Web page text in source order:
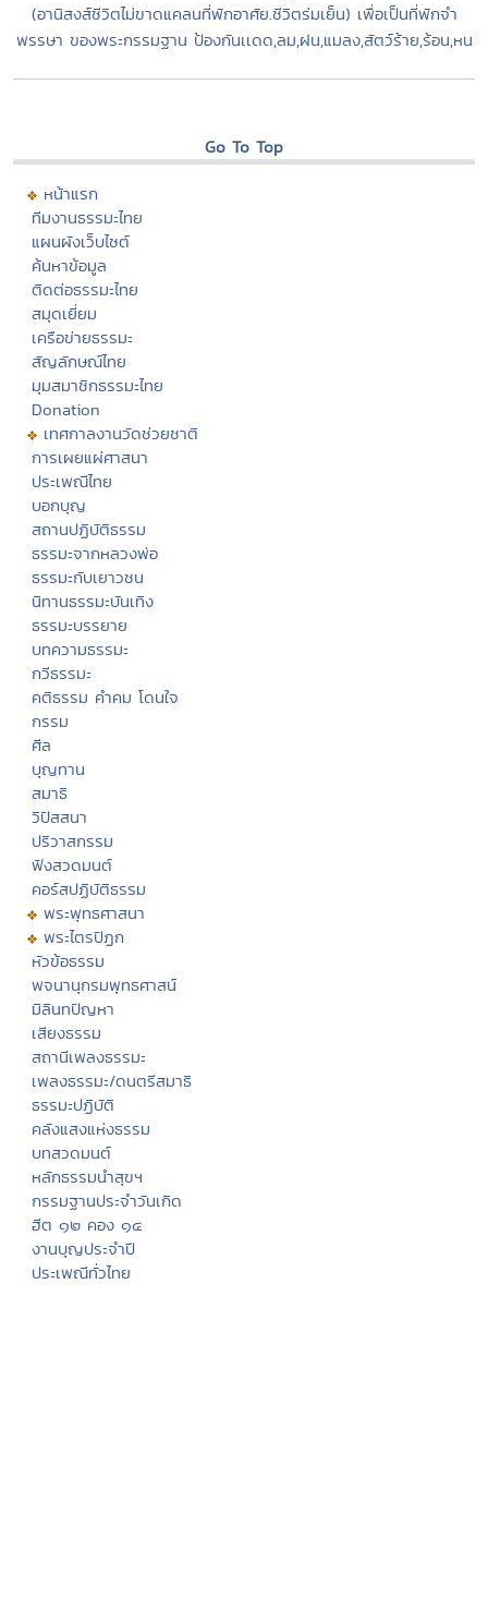
(อานิสงส์ชีวิตไม่ขาดแคลนที่พักอาศัย.ชีวิตร่มเย็น) เพื่อเป็นที่พักจำ
พรรษา ของพระกรรมฐาน ป้องกันเเดด,ลม,ฝน,แมลง,สัตว์ร้าย,ร้อน,หน
Go To Top
หน้าแรก
ทีมงานธรรมะไทย
แผนผังเว็บไซต์
ค้นหาข้อมูล
ติดต่อธรรมะไทย
สมุดเยี่ยม
เครือข่ายธรรมะ
สัญลักษณ์ไทย
มุมสมาชิกธรรมะไทย
Donation
เทศกาลงานวัดช่วยชาติ
การเผยแผ่ศาสนา
ประเพณีไทย
บอกบุญ
สถานปฏิบัติธรรม
ธรรมะจากหลวงพ่อ
ธรรมะกับเยาวชน
นิทานธรรมะบันเทิง
ธรรมะบรรยาย
บทความธรรมะ
กวีธรรมะ
คติธรรม คำคม โดนใจ
กรรม
ศีล
บุญทาน
สมาธิ
วิปัสสนา
ปริวาสกรรม
ฟังสวดมนต์
คอร์สปฏิบัติธรรม
พระพุทธศาสนา
พระไตรปิฏก
หัวข้อธรรม
พจนานุกรมพุทธศาสน์
มิลินทปัญหา
เสียงธรรม
สถานีเพลงธรรมะ
เพลงธรรมะ/ดนตรีสมาธิ
ธรรมะปฏิบัติ
คลังแสงแห่งธรรม
บทสวดมนต์
หลักธรรมนำสุขฯ
กรรมฐานประจำวันเกิด
ฮีต ๑๒ คอง ๑๔
งานบุญประจำปี
ประเพณีทั่วไทย